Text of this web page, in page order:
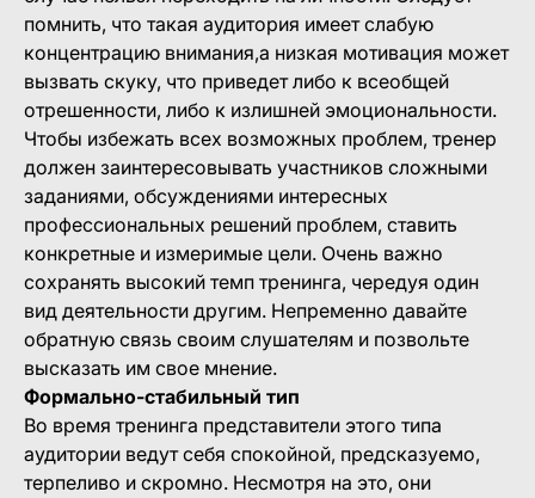
помнить, что такая аудитория имеет слабую
концентрацию внимания,а низкая мотивация может
вызвать скуку, что приведет либо к всеобщей
отрешенности, либо к излишней эмоциональности.
Чтобы избежать всех возможных проблем, тренер
должен заинтересовывать участников сложными
заданиями, обсуждениями интересных
профессиональных решений проблем, ставить
конкретные и измеримые цели. Очень важно
сохранять высокий темп тренинга, чередуя один
вид деятельности другим. Непременно давайте
обратную связь своим слушателям и позвольте
высказать им свое мнение.
Формально-стабильный тип
Во время тренинга представители этого типа
аудитории ведут себя спокойной, предсказуемо,
терпеливо и скромно. Несмотря на это, они